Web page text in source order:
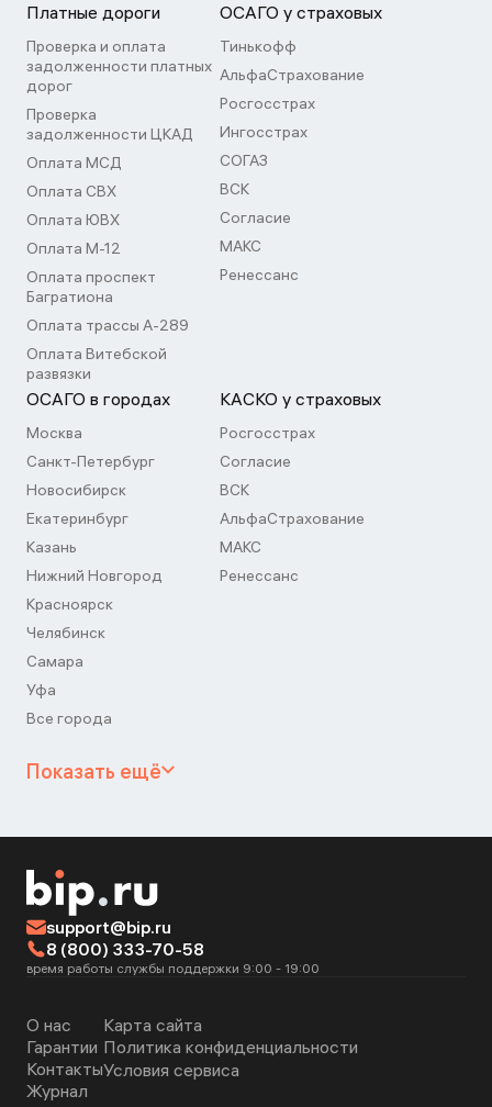
Платные дороги
Проверка и оплата
задолженности платных
дорог
Проверка
задолженности ЦКАД
Оплата МСД
Оплата СВХ
Оплата ЮВХ
Оплата М-12
Оплата проспект
Багратиона
Оплата трассы А-289
Оплата Витебской
развязки
ОСАГО у страховых
Тинькофф
АльфаСтрахование
Росгосстрах
Ингосстрах
СОГАЗ
ВСК
Согласие
МАКС
Ренессанс
ОСАГО в городах
Москва
Санкт-Петербург
Новосибирск
Екатеринбург
Казань
Нижний Новгород
Красноярск
Челябинск
Самара
Уфа
Все города
КАСКО у страховых
Росгосстрах
Согласие
ВСК
АльфаСтрахование
МАКС
Ренессанс
Показать ещё
support@bip.ru
8 (800) 333-70-58
время работы службы поддержки 9:00 - 19:00
О нас
Гарантии
Контакты
Журнал
Карта сайта
Политика конфиденциальности
Условия сервиса